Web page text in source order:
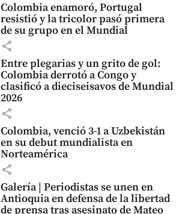
Colombia enamoró, Portugal
resistió y la tricolor pasó primera
de su grupo en el Mundial
share
Entre plegarias y un grito de gol:
Colombia derrotó a Congo y
clasificó a dieciseisavos de Mundial
2026
share
Colombia, venció 3-1 a Uzbekistán
en su debut mundialista en
Norteamérica
share
Galería | Periodistas se unen en
Antioquia en defensa de la libertad
de prensa tras asesinato de Mateo